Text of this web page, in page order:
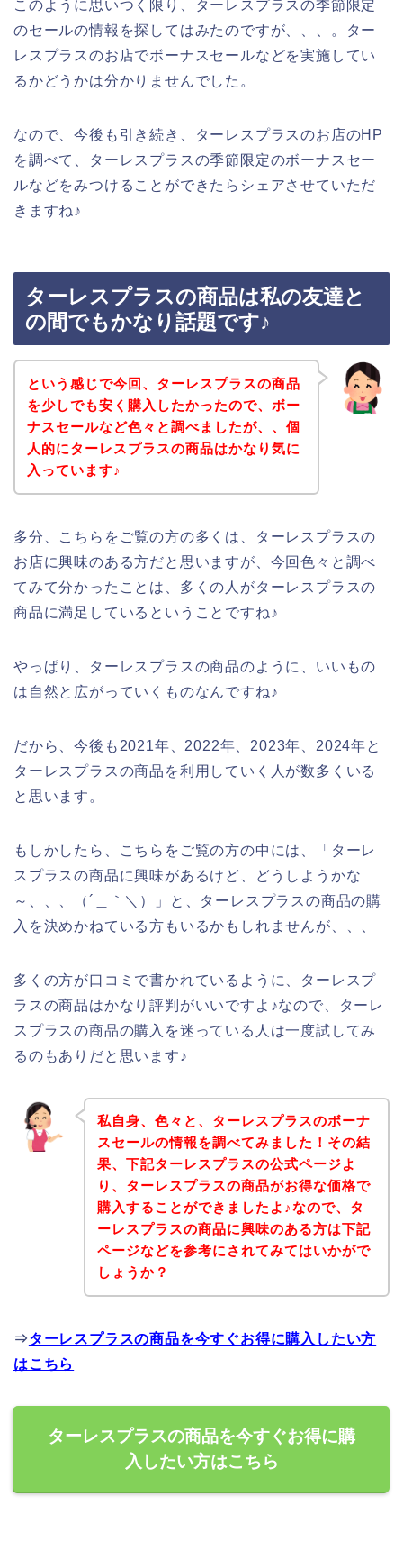
このように思いつく限り、ターレスプラスの季節限定
のセールの情報を探してはみたのですが、、、。ター
レスプラスのお店でボーナスセールなどを実施してい
るかどうかは分かりませんでした。
なので、今後も引き続き、ターレスプラスのお店のHP
を調べて、ターレスプラスの季節限定のボーナスセー
ルなどをみつけることができたらシェアさせていただ
きますね♪
ターレスプラスの商品は私の友達と
の間でもかなり話題です♪
という感じで今回、ターレスプラスの商品
を少しでも安く購入したかったので、ボー
ナスセールなど色々と調べましたが、、個
人的にターレスプラスの商品はかなり気に
入っています♪
多分、こちらをご覧の方の多くは、ターレスプラスの
お店に興味のある方だと思いますが、今回色々と調べ
てみて分かったことは、多くの人がターレスプラスの
商品に満足しているということですね♪
やっぱり、ターレスプラスの商品のように、いいもの
は自然と広がっていくものなんですね♪
だから、今後も2021年、2022年、2023年、2024年と
ターレスプラスの商品を利用していく人が数多くいる
と思います。
もしかしたら、こちらをご覧の方の中には、「ターレ
スプラスの商品に興味があるけど、どうしようかな
～、、、（´＿｀＼）」と、ターレスプラスの商品の購
入を決めかねている方もいるかもしれませんが、、、
多くの方が口コミで書かれているように、ターレスプ
ラスの商品はかなり評判がいいですよ♪なので、ターレ
スプラスの商品の購入を迷っている人は一度試してみ
るのもありだと思います♪
私自身、色々と、ターレスプラスのボーナ
スセールの情報を調べてみました！その結
果、下記ターレスプラスの公式ページよ
り、ターレスプラスの商品がお得な価格で
購入することができましたよ♪なので、タ
ーレスプラスの商品に興味のある方は下記
ページなどを参考にされてみてはいかがで
しょうか？
⇒ターレスプラスの商品を今すぐお得に購入したい方
はこちら
ターレスプラスの商品を今すぐお得に購
入したい方はこちら